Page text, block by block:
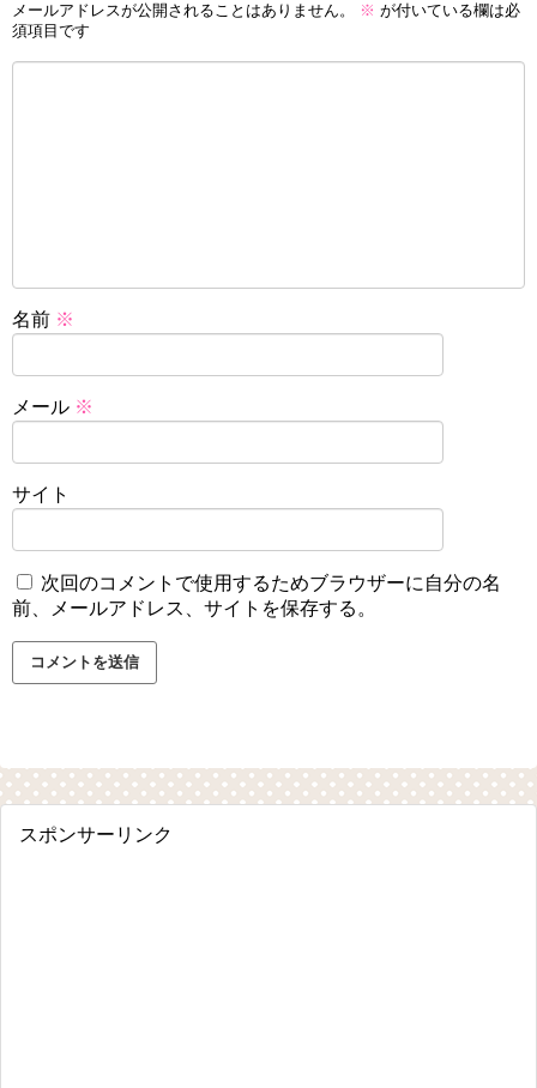
メールアドレスが公開されることはありません。 ※ が付いている欄は必
須項目です
名前 ※
メール ※
サイト
次回のコメントで使用するためブラウザーに自分の名
前、メールアドレス、サイトを保存する。
スポンサーリンク